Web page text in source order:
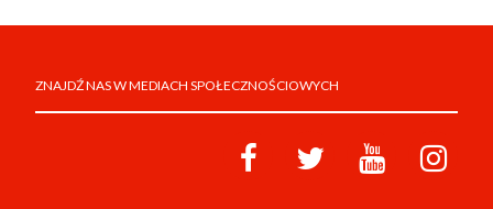
ZNAJDŹ NAS W MEDIACH SPOŁECZNOŚCIOWYCH